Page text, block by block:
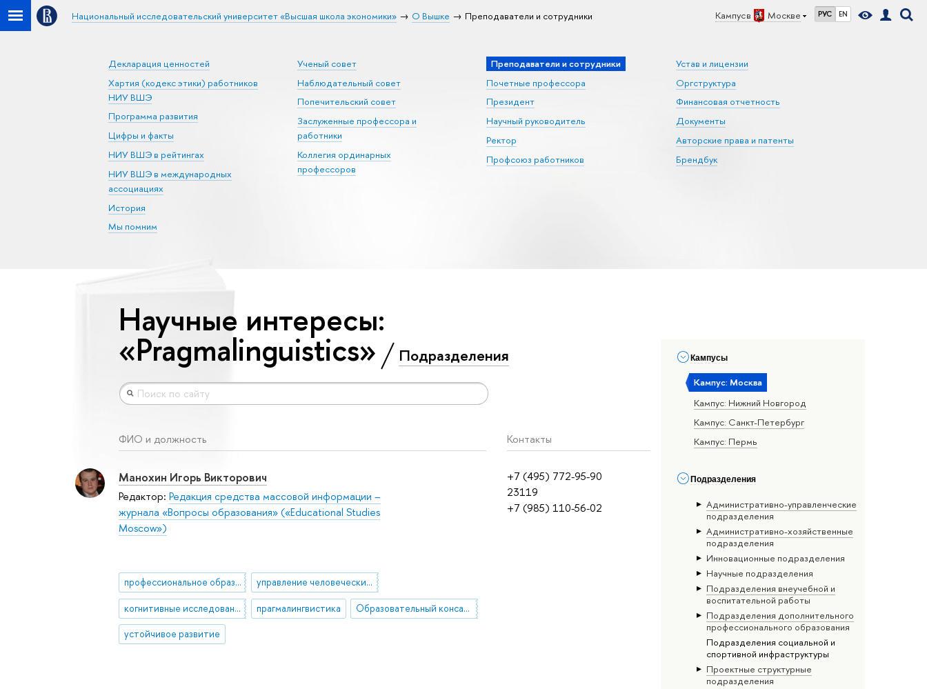
Кампус в Москве РУС EN
Национальный исследовательский университет «Высшая школа экономики» О Вышке Преподаватели и сотрудники
Декларация ценностей
Хартия (кодекс этики) работников
НИУ ВШЭ
Программа развития
Цифры и факты
НИУ ВШЭ в рейтингах
НИУ ВШЭ в международных
ассоциациях
История
Мы помним
Ученый совет
Наблюдательный совет
Попечительский совет
Заслуженные профессора и
работники
Коллегия ординарных
профессоров
Преподаватели и сотрудники
Почетные профессора
Президент
Научный руководитель
Ректор
Профсоюз работников
Устав и лицензии
Оргструктура
Финансовая отчетность
Документы
Авторские права и патенты
Брендбук
Кампусы
Кампус: Москва
Кампус: Нижний Новгород
Кампус: Санкт-Петербург
Кампус: Пермь
Подразделения
Административно-управленческие
подразделения
Административно-хозяйственные
подразделения
Инновационные подразделения
Научные подразделения
Подразделения внеучебной и
воспитательной работы
Подразделения дополнительного
профессионального образования
Подразделения социальной и
спортивной инфраструктуры
Проектные структурные
подразделения
Научные интересы:
«Pragmalinguistics» Подразделения
ФИО и должность Контакты
+7 (495) 772-95-90
23119
+7 (985) 110-56-02
Манохин Игорь Викторович
Редактор: Редакция средства массовой информации –
журнала «Вопросы образования» («Educational Studies
Moscow»)
профессиональное образование управление человеческим капиталом
когнитивные исследования прагмалингвистика Образовательный консалтинг
устойчивое развитие